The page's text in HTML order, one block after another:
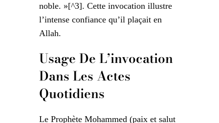
noble. »[^3]. Cette invocation illustre
l’intense confiance qu’il plaçait en
Allah.
Usage De L’invocation
Dans Les Actes
Quotidiens
Le Prophète Mohammed (paix et salut